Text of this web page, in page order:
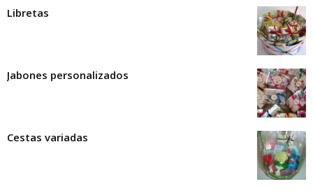
Libretas
Jabones personalizados
Cestas variadas